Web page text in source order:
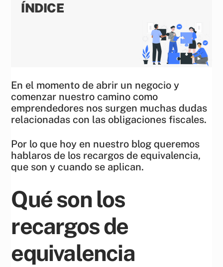
ÍNDICE
En el momento de abrir un negocio y
comenzar nuestro camino como
emprendedores nos surgen muchas dudas
relacionadas con las obligaciones fiscales.
Por lo que hoy en nuestro blog queremos
hablaros de los recargos de equivalencia,
que son y cuando se aplican.
Qué son los
recargos de
equivalencia